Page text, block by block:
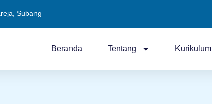
Subang
Beranda Tentang Kurikulum